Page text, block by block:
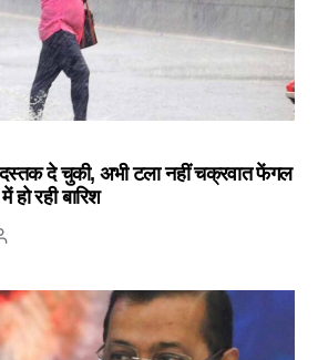
दस्तक दे चुकी, अभी टला नहीं चक्रवात फेंगल
हो रही बारिश